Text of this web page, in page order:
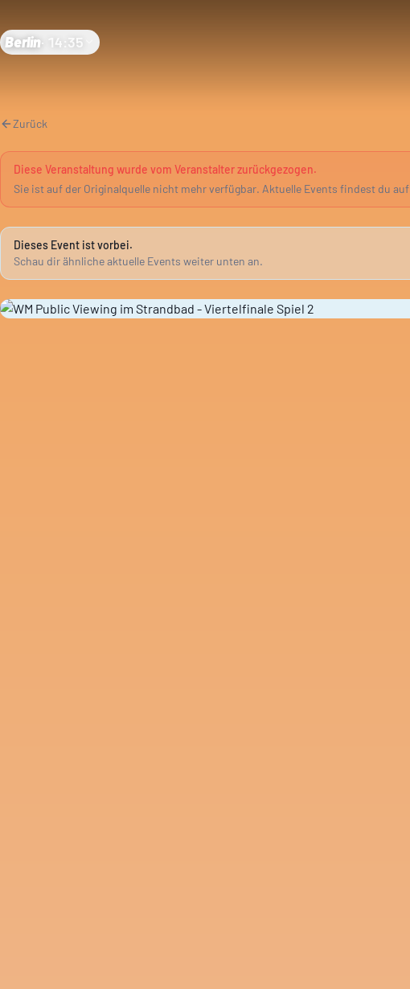
Berlin· 14:35
Zurück
Diese Veranstaltung wurde vom Veranstalter zurückgezogen.
Sie ist auf der Originalquelle nicht mehr verfügbar. Aktuelle Events findest du auf
Dieses Event ist vorbei.
Schau dir ähnliche aktuelle Events weiter unten an.